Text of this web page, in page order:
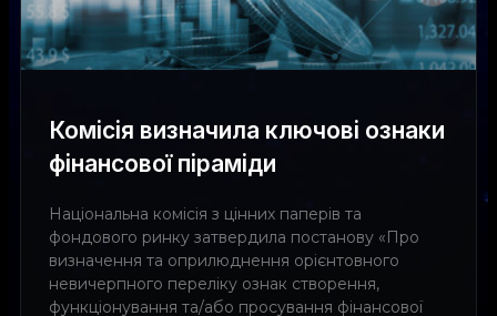
Комісія визначила ключові ознаки
фінансової піраміди
Національна комісія з цінних паперів та
фондового ринку затвердила постанову «Про
визначення та оприлюднення орієнтовного
невичерпного переліку ознак створення,
функціонування та/або просування фінансової